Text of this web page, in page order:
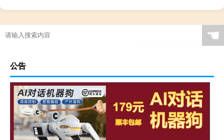
☚
公告